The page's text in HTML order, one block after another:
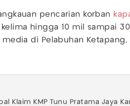
pencarian korban
hingga 10 mil sampai
di Pelabuhan Ketapang,
Klaim KMP Tunu Pratama Jaya